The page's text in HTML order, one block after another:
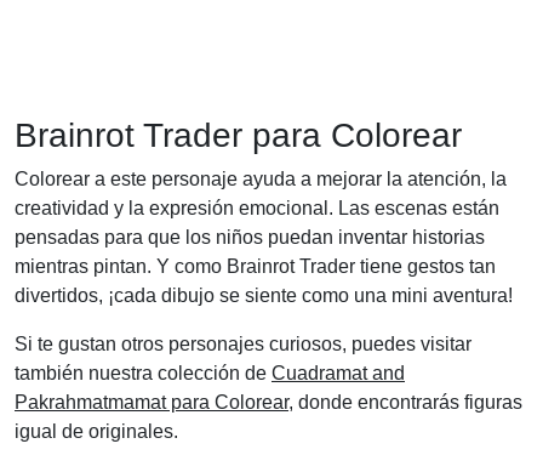
Brainrot Trader para Colorear
Colorear a este personaje ayuda a mejorar la atención, la
creatividad y la expresión emocional. Las escenas están
pensadas para que los niños puedan inventar historias
mientras pintan. Y como Brainrot Trader tiene gestos tan
divertidos, ¡cada dibujo se siente como una mini aventura!
Si te gustan otros personajes curiosos, puedes visitar
también nuestra colección de Cuadramat and
Pakrahmatmamat para Colorear, donde encontrarás figuras
igual de originales.